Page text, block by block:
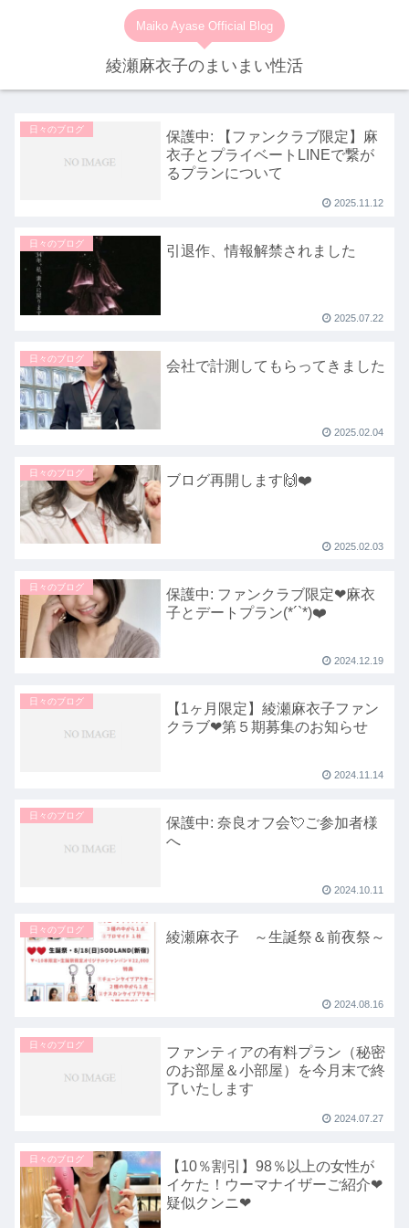
Maiko Ayase Official Blog
綾瀬麻衣子のまいまい性活
日々のブログ
保護中: 【ファンクラブ限定】麻
衣子とプライベートLINEで繋が
るプランについて
2025.11.12
日々のブログ 引退作、情報解禁されました
2025.07.22
日々のブログ 会社で計測してもらってきました
2025.02.04
日々のブログ ブログ再開します🙌❤️
2025.02.03
日々のブログ
保護中: ファンクラブ限定❤麻衣
子とデートプラン(*´`*)❤️
2024.12.19
日々のブログ
【1ヶ月限定】綾瀬麻衣子ファン
クラブ❤第５期募集のお知らせ
2024.11.14
日々のブログ
保護中: 奈良オフ会💘ご参加者様
へ
2024.10.11
日々のブログ 綾瀬麻衣子 ～生誕祭＆前夜祭～
2024.08.16
日々のブログ
ファンティアの有料プラン（秘密
のお部屋＆小部屋）を今月末で終
了いたします
2024.07.27
日々のブログ
【10％割引】98％以上の女性が
イケた！ウーマナイザーご紹介❤
疑似クンニ❤